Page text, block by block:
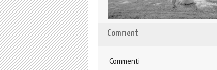
Commenti
Commenti